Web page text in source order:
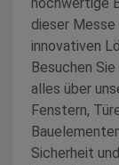
dieser Messe
innovativen
Besuchen
alles über
Fenstern,
Sicherheit